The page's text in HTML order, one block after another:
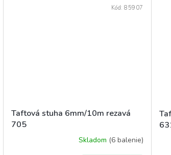
Taftová stuha 6mm/10m rezavá
705
Skladom (6 balenie)
Kód:85907